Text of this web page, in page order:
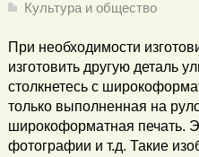
Культура и общество
При необходимости
изготовить другую деталь
столкнетесь с
только выполненная на
широкоформатная печать.
фотографии и т.д. Такие